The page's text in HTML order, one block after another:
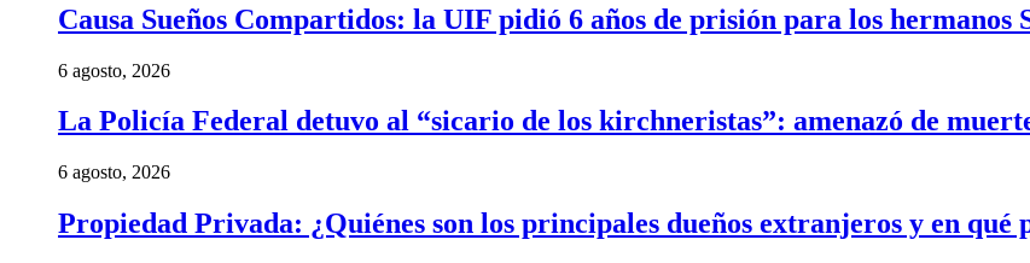
Causa Sueños Compartidos: la UIF pidió 6 años de prisión para los hermanos
6 agosto, 2026
La Policía Federal detuvo al “sicario de los kirchneristas”: amenazó de
6 agosto, 2026
Propiedad Privada: ¿Quiénes son los principales dueños extranjeros y en qué